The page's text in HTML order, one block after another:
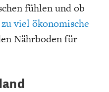
fühlen und ob
zu viel ökonomische
Nährboden für